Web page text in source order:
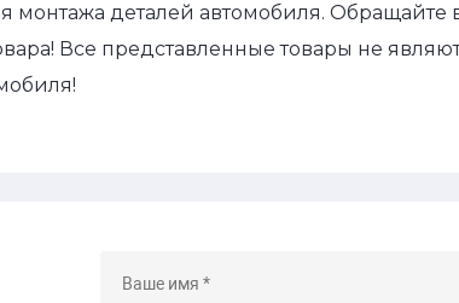
монтажа деталей автомобиля. Обращайте
Все представленные товары не